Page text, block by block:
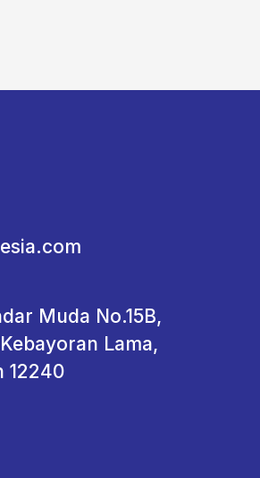
Muda No.15B,
Lama,
12240